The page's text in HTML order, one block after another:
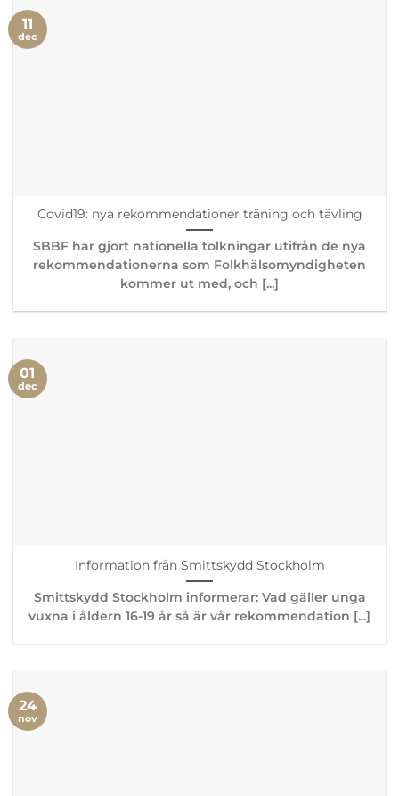
Covid19: nya rekommendationer träning och tävling
SBBF har gjort nationella tolkningar utifrån de nya
rekommendationerna som Folkhälsomyndigheten
kommer ut med, och [...]
11
dec
Information från Smittskydd Stockholm
Smittskydd Stockholm informerar: Vad gäller unga
vuxna i åldern 16-19 år så är vår rekommendation [...]
01
dec
24
nov